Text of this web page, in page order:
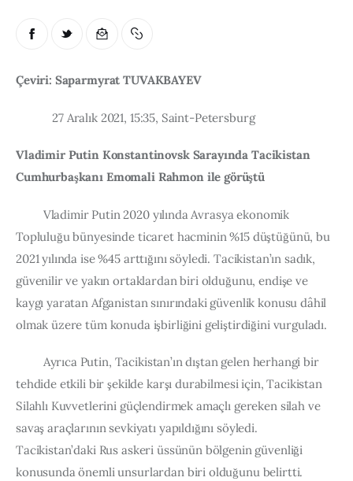
About Us
Global Perspective
Articles
Reports
Events
Conferences
Courses
Articles
Staff
Honorary President
President
Board of Directors
Çeviri: Saparmyrat TUVAKBAYEV
27 Aralık 2021, 15:35, Saint-Petersburg
Vladimir Putin Konstantinovsk Sarayında Tacikistan
Cumhurbaşkanı Emomali Rahmon ile görüştü
Vladimir Putin 2020 yılında Avrasya ekonomik
Topluluğu bünyesinde ticaret hacminin %15 düştüğünü, bu
2021 yılında ise %45 arttığını söyledi. Tacikistan’ın sadık,
güvenilir ve yakın ortaklardan biri olduğunu, endişe ve
kaygı yaratan Afganistan sınırındaki güvenlik konusu dâhil
olmak üzere tüm konuda işbirliğini geliştirdiğini vurguladı.
Ayrıca Putin, Tacikistan’ın dıştan gelen herhangi bir
tehdide etkili bir şekilde karşı durabilmesi için, Tacikistan
Silahlı Kuvvetlerini güçlendirmek amaçlı gereken silah ve
savaş araçlarının sevkiyatı yapıldığını söyledi.
Tacikistan’daki Rus askeri üssünün bölgenin güvenliği
konusunda önemli unsurlardan biri olduğunu belirtti.